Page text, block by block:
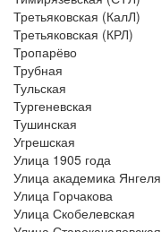
Третьяковская (КалЛ)
Третьяковская (КРЛ)
Тропарёво
Трубная
Тульская
Тургеневская
Тушинская
Угрешская
Улица 1905 года
Улица академика Янгеля
Улица Горчакова
Улица Скобелевская